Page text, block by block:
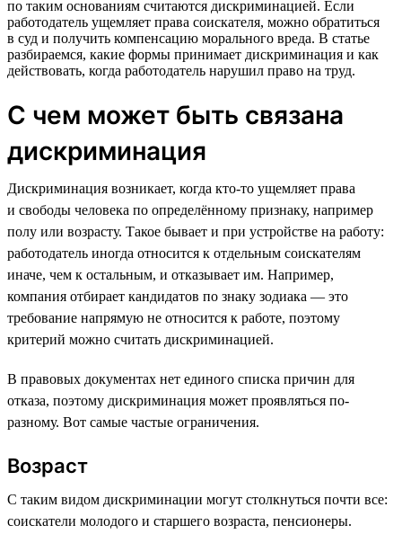
по таким основаниям считаются дискриминацией. Если
работодатель ущемляет права соискателя, можно обратиться
в суд и получить компенсацию морального вреда. В статье
разбираемся, какие формы принимает дискриминация и как
действовать, когда работодатель нарушил право на труд.
С чем может быть связана
дискриминация
Дискриминация возникает, когда кто-то ущемляет права
и свободы человека по определённому признаку, например
полу или возрасту. Такое бывает и при устройстве на работу:
работодатель иногда относится к отдельным соискателям
иначе, чем к остальным, и отказывает им. Например,
компания отбирает кандидатов по знаку зодиака — это
требование напрямую не относится к работе, поэтому
критерий можно считать дискриминацией.
В правовых документах нет единого списка причин для
отказа, поэтому дискриминация может проявляться по-
разному. Вот самые частые ограничения.
Возраст
С таким видом дискриминации могут столкнуться почти все:
соискатели молодого и старшего возраста, пенсионеры.